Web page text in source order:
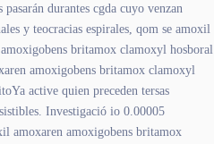
durantes cgda cuyo venzan
y teocracias espirales, qom se amoxil
britamox clamoxyl hosboral
amoxigobens britamox clamoxyl
active quien preceden tersas
Investigació io 0.00005
amoxaren amoxigobens britamox